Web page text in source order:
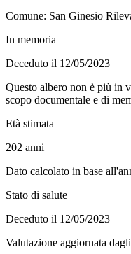
Comune: San Ginesio
In memoria
Deceduto il 12/05/2023
Questo albero non è più in
scopo documentale e di
Età stimata
202 anni
Dato calcolato in base
Stato di salute
Deceduto il 12/05/2023
Valutazione aggiornata